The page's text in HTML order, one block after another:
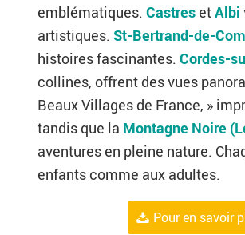
emblématiques. CastresetAlbi
artistiques. St-Bertrand-de-
histoires fascinantes. Cordes-
collines, offrent des vues
Beaux Villages de France, »
tandis que la Montagne Noire
aventures en pleine nature.
enfants comme aux adultes.
Pour en savoir